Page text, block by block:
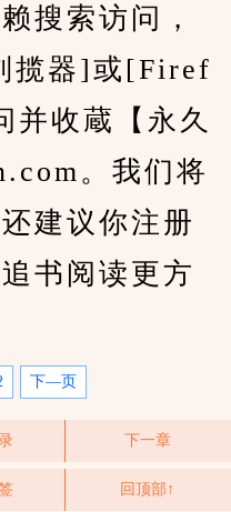
搜索访问，
揽器]或[Firef
并收蔵【永久
。我们将
建议你注册
书阅读更方
下—页
下一章
回顶部↑